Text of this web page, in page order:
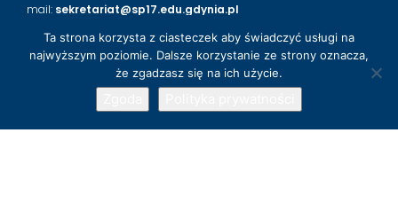
mail: sekretariat@sp17.edu.gdynia.pl
NASZ FACEBOOK
Ta strona korzysta z ciasteczek aby świadczyć usługi na
najwyższym poziomie. Dalsze korzystanie ze strony oznacza,
że zgadzasz się na ich użycie.